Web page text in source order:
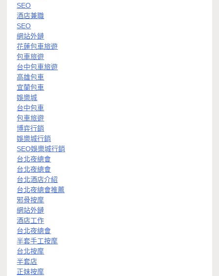
SEO
酒店兼職
SEO
網站外鏈
花蓮包車旅遊
包車旅遊
台中包車旅遊
高雄包車
宜蘭包車
娛樂城
台中包車
包車旅遊
博弈行銷
娛樂城行銷
SEO娛樂城行銷
台北夜總會
台北夜總會
台北酒店介紹
台北夜總會推薦
邪骨按摩
網站外鏈
酒店工作
台北夜總會
半套手工按摩
台北按摩
半套店
正妹按摩